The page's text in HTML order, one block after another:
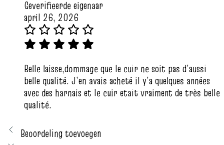
Geverifieerde eigenaar
april 26, 2026
Belle laisse,dommage que le cuir ne soit pas d’aussi
belle qualité. J’en avais acheté il y’a quelques années
avec des harnais et le cuir etait vraiment de très belle
qualité.
Beoordeling toevoegen